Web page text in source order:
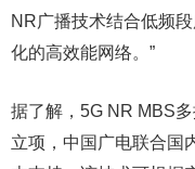
NR广播技术结合低频
化的高效能网络。”
据了解，5G NR MBS
立项，中国广电联合国